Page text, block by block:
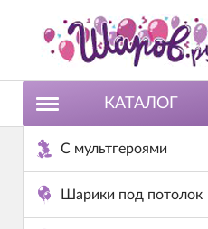
КАТАЛОГ
С мультгероями
Шарики под потолок